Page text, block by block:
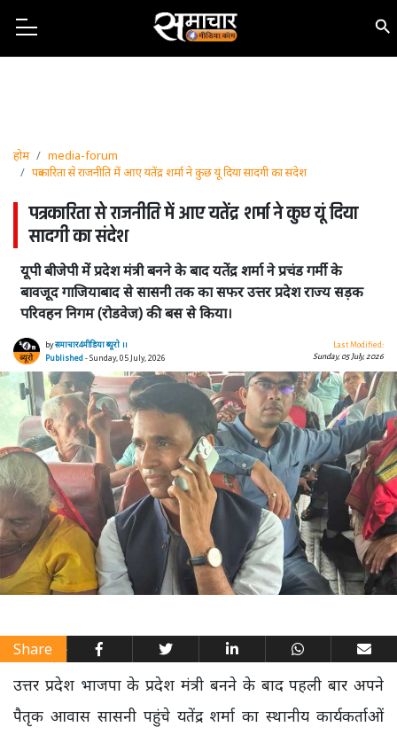
होम
media-forum
पत्रकारिता से राजनीति में आए यतेंद्र शर्मा ने कुछ यूं दिया सादगी का संदेश
पत्रकारिता से राजनीति में आए यतेंद्र शर्मा ने कुछ यूं दिया
सादगी का संदेश
यूपी बीजेपी में प्रदेश मंत्री बनने के बाद यतेंद्र शर्मा ने प्रचंड गर्मी के
बावजूद गाजियाबाद से सासनी तक का सफर उत्तर प्रदेश राज्य सड़क
परिवहन निगम (रोडवेज) की बस से किया।
byसमाचार4मीडिया ब्यूरो ।।
Published- Sunday, 05 July, 2026
Last Modified:
Sunday, 05 July, 2026
Share
उत्तर प्रदेश भाजपा के प्रदेश मंत्री बनने के बाद पहली बार अपने
पैतृक आवास सासनी पहुंचे यतेंद्र शर्मा का स्थानीय कार्यकर्ताओं